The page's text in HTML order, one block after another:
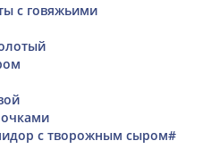
с говяжьими
с творожным сыром#